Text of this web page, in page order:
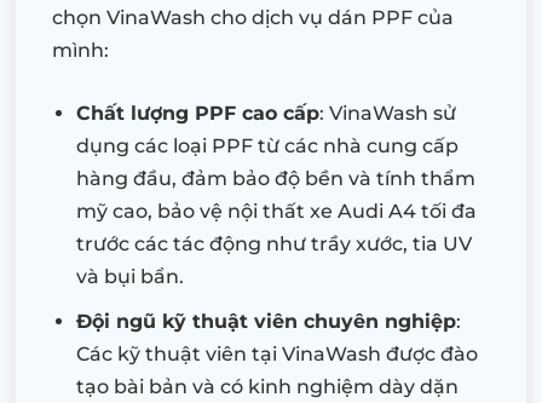
chọn VinaWash cho dịch vụ dán PPF của
mình:
Chất lượng PPF cao cấp: VinaWash sử
dụng các loại PPF từ các nhà cung cấp
hàng đầu, đảm bảo độ bền và tính thẩm
mỹ cao, bảo vệ nội thất xe Audi A4 tối đa
trước các tác động như trầy xước, tia UV
và bụi bẩn.
Đội ngũ kỹ thuật viên chuyên nghiệp:
Các kỹ thuật viên tại VinaWash được đào
tạo bài bản và có kinh nghiệm dày dặn